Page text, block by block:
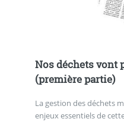
Nos déchets vont
(première partie)
La gestion des déchets
enjeux essentiels de